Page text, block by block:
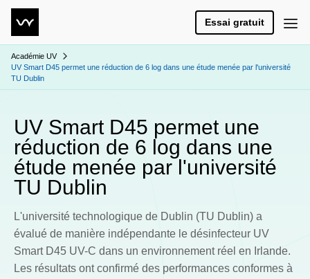
Essai gratuit
Académie UV
UV Smart D45 permet une réduction de 6 log dans une étude menée par l'université
TU Dublin
UV Smart D45 permet une
réduction de 6 log dans une
étude menée par l'université
TU Dublin
L'université technologique de Dublin (TU Dublin) a
évalué de manière indépendante le désinfecteur UV
Smart D45 UV-C dans un environnement réel en Irlande.
Les résultats ont confirmé des performances conformes à